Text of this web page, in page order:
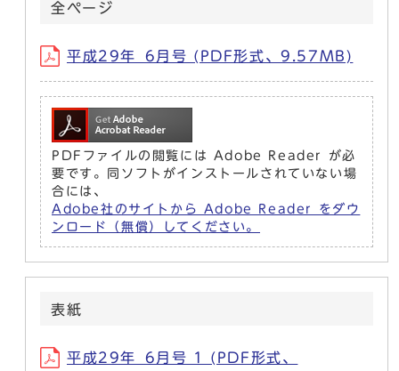
全ページ
平成29年_6月号 (PDF形式、9.57MB)
PDFファイルの閲覧には Adobe Reader が必
要です。同ソフトがインストールされていない場
合には、
Adobe社のサイトから Adobe Reader をダウ
ンロード（無償）してください。
表紙
平成29年_6月号 1 (PDF形式、